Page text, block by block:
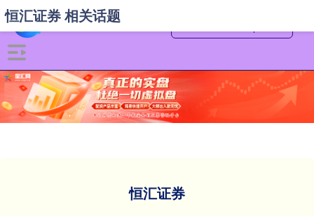
恒汇证券
恒汇证券 相关话题